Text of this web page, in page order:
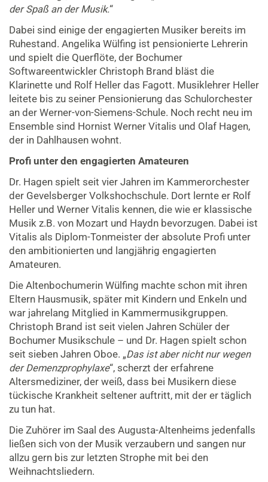
der Spaß an der Musik.“
Dabei sind einige der engagierten Musiker bereits im
Ruhestand. Angelika Wülfing ist pensionierte Lehrerin
und spielt die Querflöte, der Bochumer
Softwareentwickler Christoph Brand bläst die
Klarinette und Rolf Heller das Fagott. Musiklehrer Heller
leitete bis zu seiner Pensionierung das Schulorchester
an der Werner-von-Siemens-Schule. Noch recht neu im
Ensemble sind Hornist Werner Vitalis und Olaf Hagen,
der in Dahlhausen wohnt.
Profi unter den engagierten Amateuren
Dr. Hagen spielt seit vier Jahren im Kammerorchester
der Gevelsberger Volkshochschule. Dort lernte er Rolf
Heller und Werner Vitalis kennen, die wie er klassische
Musik z.B. von Mozart und Haydn bevorzugen. Dabei ist
Vitalis als Diplom-Tonmeister der absolute Profi unter
den ambitionierten und langjährig engagierten
Amateuren.
Die Altenbochumerin Wülfing machte schon mit ihren
Eltern Hausmusik, später mit Kindern und Enkeln und
war jahrelang Mitglied in Kammermusikgruppen.
Christoph Brand ist seit vielen Jahren Schüler der
Bochumer Musikschule – und Dr. Hagen spielt schon
seit sieben Jahren Oboe. „Das ist aber nicht nur wegen
der Demenzprophylaxe“, scherzt der erfahrene
Altersmediziner, der weiß, dass bei Musikern diese
tückische Krankheit seltener auftritt, mit der er täglich
zu tun hat.
Die Zuhörer im Saal des Augusta-Altenheims jedenfalls
ließen sich von der Musik verzaubern und sangen nur
allzu gern bis zur letzten Strophe mit bei den
Weihnachtsliedern.